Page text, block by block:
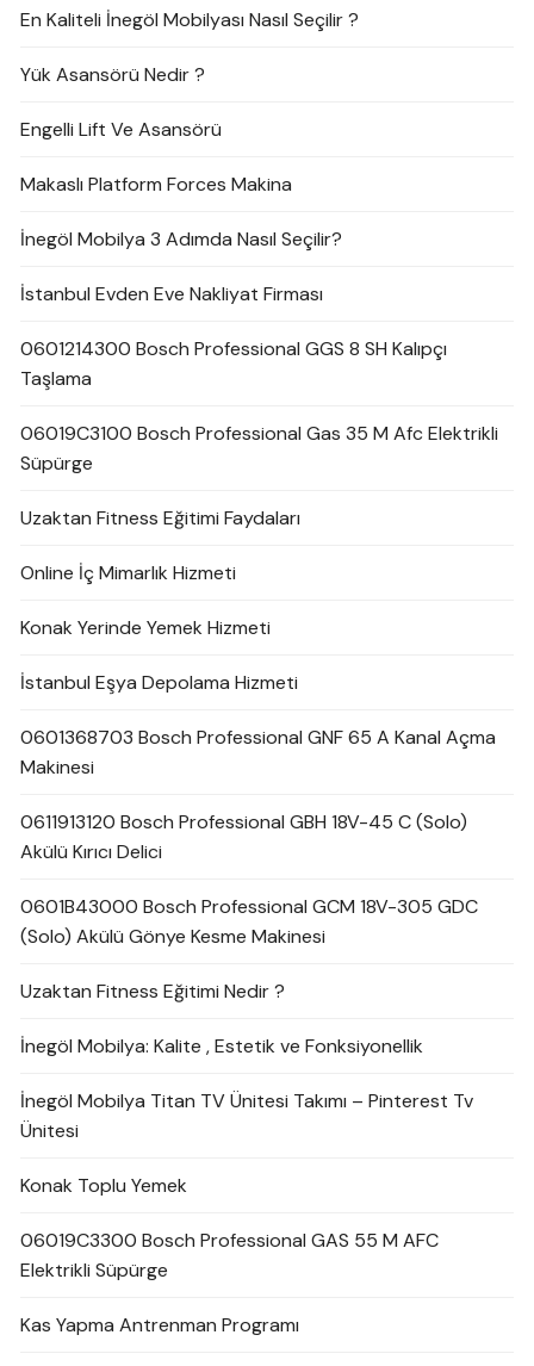
En Kaliteli İnegöl Mobilyası Nasıl Seçilir ?
Yük Asansörü Nedir ?
Engelli Lift Ve Asansörü
Makaslı Platform Forces Makina
İnegöl Mobilya 3 Adımda Nasıl Seçilir?
İstanbul Evden Eve Nakliyat Firması
0601214300 Bosch Professional GGS 8 SH Kalıpçı
Taşlama
06019C3100 Bosch Professional Gas 35 M Afc Elektrikli
Süpürge
Uzaktan Fitness Eğitimi Faydaları
Online İç Mimarlık Hizmeti
Konak Yerinde Yemek Hizmeti
İstanbul Eşya Depolama Hizmeti
0601368703 Bosch Professional GNF 65 A Kanal Açma
Makinesi
0611913120 Bosch Professional GBH 18V-45 C (Solo)
Akülü Kırıcı Delici
0601B43000 Bosch Professional GCM 18V-305 GDC
(Solo) Akülü Gönye Kesme Makinesi
Uzaktan Fitness Eğitimi Nedir ?
İnegöl Mobilya: Kalite , Estetik ve Fonksiyonellik
İnegöl Mobilya Titan TV Ünitesi Takımı – Pinterest Tv
Ünitesi
Konak Toplu Yemek
06019C3300 Bosch Professional GAS 55 M AFC
Elektrikli Süpürge
Kas Yapma Antrenman Programı